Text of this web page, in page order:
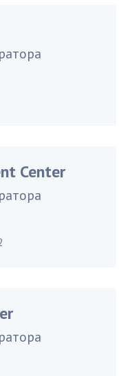
Center